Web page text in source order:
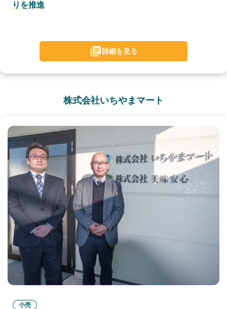
りを推進
詳細を見る
株式会社いちやまマート
小売